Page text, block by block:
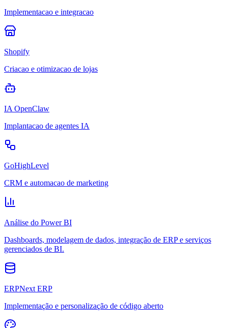
Implementacao e integracao
Shopify
Criacao e otimizacao de lojas
IA OpenClaw
Implantacao de agentes IA
GoHighLevel
CRM e automacao de marketing
Análise do Power BI
Dashboards, modelagem de dados, integração de ERP e serviços
gerenciados de BI.
ERPNext ERP
Implementação e personalização de código aberto